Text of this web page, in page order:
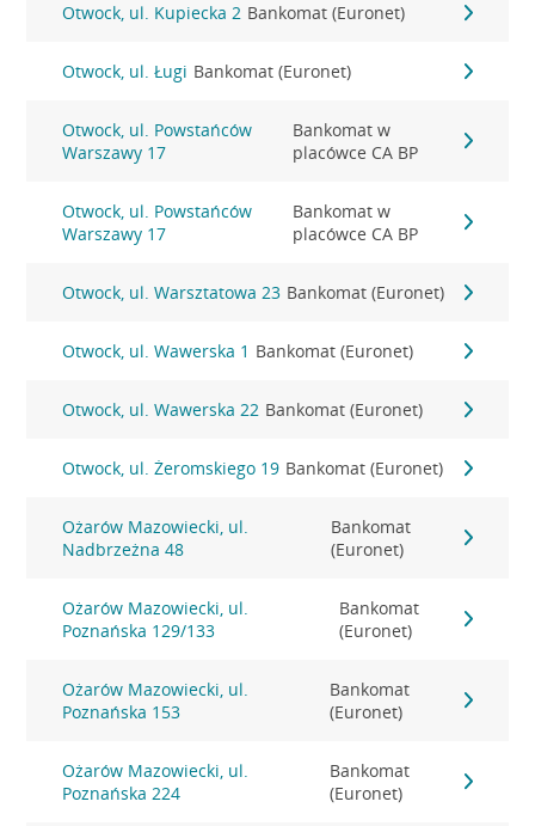
Otwock, ul. Kupiecka 2 Bankomat (Euronet)
Otwock, ul. Ługi Bankomat (Euronet)
Otwock, ul. Powstańców
Warszawy 17
Bankomat w
placówce CA BP
Otwock, ul. Powstańców
Warszawy 17
Bankomat w
placówce CA BP
Otwock, ul. Warsztatowa 23 Bankomat (Euronet)
Otwock, ul. Wawerska 1 Bankomat (Euronet)
Otwock, ul. Wawerska 22 Bankomat (Euronet)
Otwock, ul. Żeromskiego 19 Bankomat (Euronet)
Ożarów Mazowiecki, ul.
Nadbrzeżna 48
Bankomat
(Euronet)
Ożarów Mazowiecki, ul.
Poznańska 129/133
Bankomat
(Euronet)
Ożarów Mazowiecki, ul.
Poznańska 153
Bankomat
(Euronet)
Ożarów Mazowiecki, ul.
Poznańska 224
Bankomat
(Euronet)